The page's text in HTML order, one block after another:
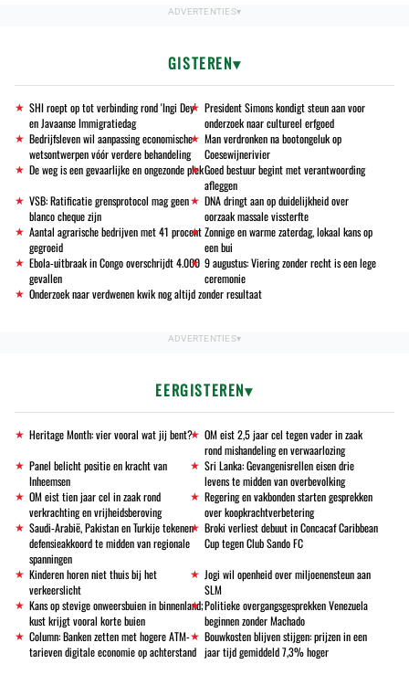
GISTEREN
SHI roept op tot verbinding rond 'Ingi Dey'
en Javaanse Immigratiedag
President Simons kondigt steun aan voor
onderzoek naar cultureel erfgoed
Bedrijfsleven wil aanpassing economische
wetsontwerpen vóór verdere behandeling
Man verdronken na bootongeluk op
Coesewijnerivier
De weg is een gevaarlijke en ongezonde plekGoed bestuur begint met verantwoording
afleggen
VSB: Ratificatie grensprotocol mag geen
blanco cheque zijn
DNA dringt aan op duidelijkheid over
oorzaak massale vissterfte
Aantal agrarische bedrijven met 41 procent
gegroeid
Zonnige en warme zaterdag, lokaal kans op
een bui
Ebola-uitbraak in Congo overschrijdt 4.000
gevallen
9 augustus: Viering zonder recht is een lege
ceremonie
Onderzoek naar verdwenen kwik nog altijd zonder resultaat
EERGISTEREN
Heritage Month: vier vooral wat jij bent?
OM eist 2,5 jaar cel tegen vader in zaak
rond mishandeling en verwaarlozing
Panel belicht positie en kracht van
Inheemsen
Sri Lanka: Gevangenisrellen eisen drie
levens te midden van overbevolking
OM eist tien jaar cel in zaak rond
verkrachting en vrijheidsberoving
Regering en vakbonden starten gesprekken
over koopkrachtverbetering
Saudi-Arabië, Pakistan en Turkije tekenen
defensieakkoord te midden van regionale
spanningen
Broki verliest debuut in Concacaf Caribbean
Cup tegen Club Sando FC
Kinderen horen niet thuis bij het
verkeerslicht
Jogi wil openheid over miljoenensteun aan
SLM
Kans op stevige onweersbuien in binnenland;
kust krijgt vooral korte buien
Politieke overgangsgesprekken Venezuela
beginnen zonder Machado
Column: Banken zetten met hogere ATM-
tarieven digitale economie op achterstand
Bouwkosten blijven stijgen: prijzen in een
jaar tijd gemiddeld 7,3% hoger